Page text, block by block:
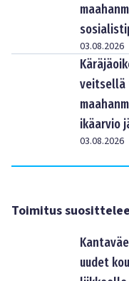
03.08.2026
veitsellä
ikäarvio
03.08.2026
Toimitus suosittelee
uudet